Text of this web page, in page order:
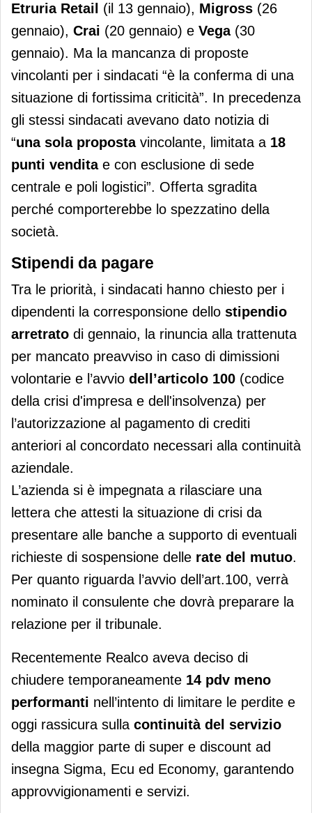
Etruria Retail
(il 13 gennaio), Migross (26
gennaio), Crai (20 gennaio) e Vega(30
gennaio). Ma la mancanza di proposte
vincolanti per i sindacati “è la conferma di una
situazione di fortissima criticità”. In precedenza
gli stessi sindacati avevano dato notizia di
“una sola propostavincolante, limitata a 18
punti venditae con esclusione di sede
centrale e poli logistici”. Offerta sgradita
perché comporterebbe lo spezzatino della
società.
Stipendi da pagare
Tra le priorità, i sindacati hanno chiesto per i
dipendenti la corresponsione dello stipendio
arretrato di gennaio, la rinuncia alla trattenuta
per mancato preavviso in caso di dimissioni
volontarie e l’avvio dell’articolo 100 (codice
della crisi d'impresa e dell'insolvenza) per
l’autorizzazione al pagamento di crediti
anteriori al concordato necessari alla continuità
aziendale.
L’azienda si è impegnata a rilasciare una
lettera che attesti la situazione di crisi da
presentare alle banche a supporto di eventuali
richieste di sospensione delle rate del mutuo.
Per quanto riguarda l’avvio dell’art.100, verrà
nominato il consulente che dovrà preparare la
relazione per il tribunale.
Recentemente Realco aveva deciso di
chiudere temporaneamente 14 pdv meno
performanti nell’intento di limitare le perdite e
oggi rassicura sulla continuità del servizio
della maggior parte di super e discount ad
insegna Sigma, Ecu ed Economy, garantendo
approvvigionamenti e servizi.